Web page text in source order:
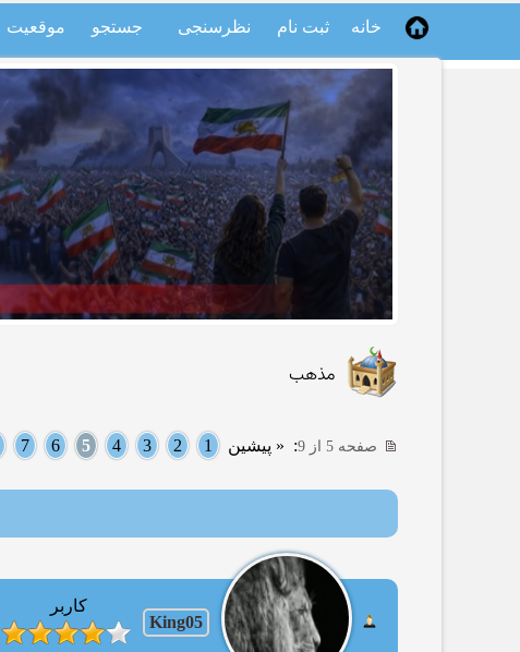
خانه ثبت نام نظرسنجی جستجو موقعیت
مذهب
صفحه 5 از 9 : « پیشین 1
2
3
4
5
6
7
King05
کاربر